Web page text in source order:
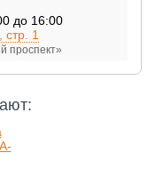
до 16:00
стр. 1
проспект»